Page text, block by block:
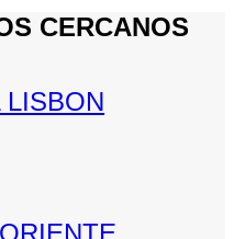
CERCANOS
LISBON